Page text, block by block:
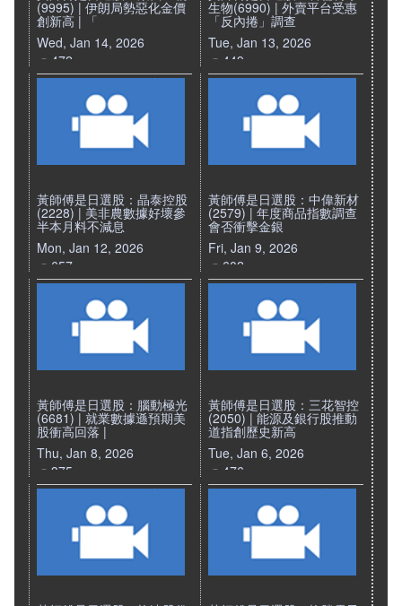
(9995) | 伊朗局勢惡化金價
創新高 | 「
Wed, Jan 14, 2026
472
生物(6990) | 外賣平台受惠
「反內捲」調查
Tue, Jan 13, 2026
449
黃師傅是日選股：晶泰控股
(2228) | 美非農數據好壞參
半本月料不減息
Mon, Jan 12, 2026
657
黃師傅是日選股：中偉新材
(2579) | 年度商品指數調查
會否衝擊金銀
Fri, Jan 9, 2026
602
黃師傅是日選股：腦動極光
(6681) | 就業數據遜預期美
股衝高回落 |
Thu, Jan 8, 2026
375
黃師傅是日選股：三花智控
(2050) | 能源及銀行股推動
道指創歷史新高
Tue, Jan 6, 2026
476